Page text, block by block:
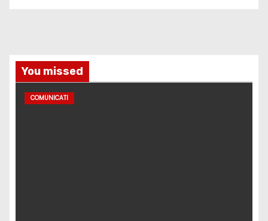
You missed
COMUNICATI